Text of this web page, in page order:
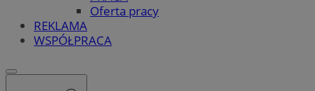
Oferta pracy
REKLAMA
WSPÓŁPRACA